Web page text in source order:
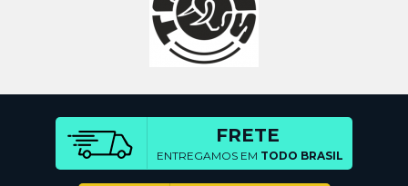
FRETE
ENTREGAMOS EM TODO BRASIL